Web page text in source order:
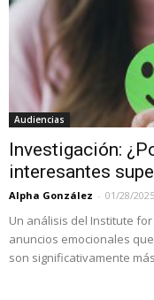
Audiencias
Investigación:
interesantes
Alpha González - 01/28/2025
Un análisis del Institute
anuncios emocionales
son significativamente